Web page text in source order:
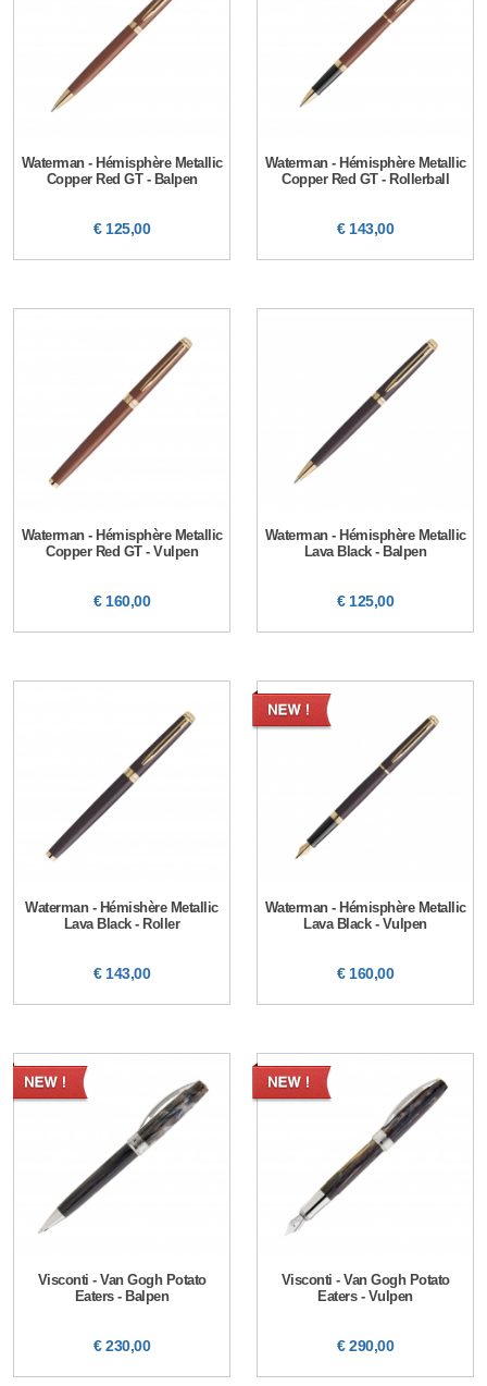
Waterman - Hémisphère Metallic
Copper Red GT - Balpen
€ 125,00
Waterman - Hémisphère Metallic
Copper Red GT - Rollerball
€ 143,00
Waterman - Hémisphère Metallic
Copper Red GT - Vulpen
€ 160,00
Waterman - Hémisphère Metallic
Lava Black - Balpen
€ 125,00
Waterman - Hémishère Metallic
Lava Black - Roller
€ 143,00
Waterman - Hémisphère Metallic
Lava Black - Vulpen
€ 160,00
Visconti - Van Gogh Potato
Eaters - Balpen
€ 230,00
Visconti - Van Gogh Potato
Eaters - Vulpen
€ 290,00